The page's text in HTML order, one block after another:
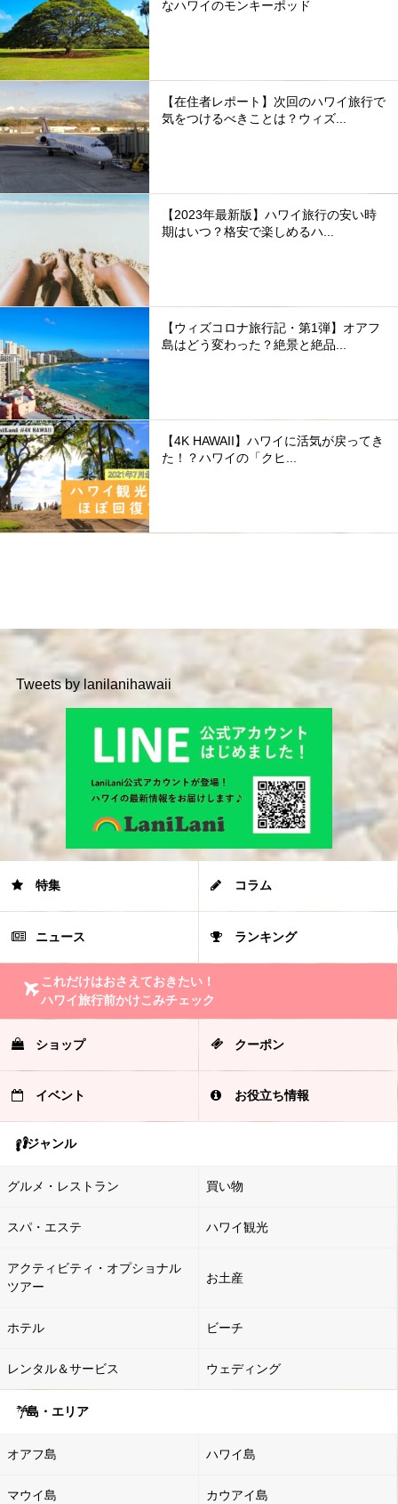
なハワイのモンキーポッド
【在住者レポート】次回のハワイ旅行で
気をつけるべきことは？ウィズ...
【2023年最新版】ハワイ旅行の安い時
期はいつ？格安で楽しめるハ...
【ウィズコロナ旅行記・第1弾】オアフ
島はどう変わった？絶景と絶品...
【4K HAWAII】ハワイに活気が戻ってき
た！？ハワイの「クヒ...
Tweets by lanilanihawaii
特集 コラム
ニュース ランキング
これだけはおさえておきたい！
ハワイ旅行前かけこみチェック
ショップ クーポン
イベント お役立ち情報
ジャンル
グルメ・レストラン 買い物
スパ・エステ ハワイ観光
アクティビティ・オプショナル
ツアー
お土産
ホテル ビーチ
レンタル＆サービス ウェディング
島・エリア
オアフ島 ハワイ島
マウイ島 カウアイ島